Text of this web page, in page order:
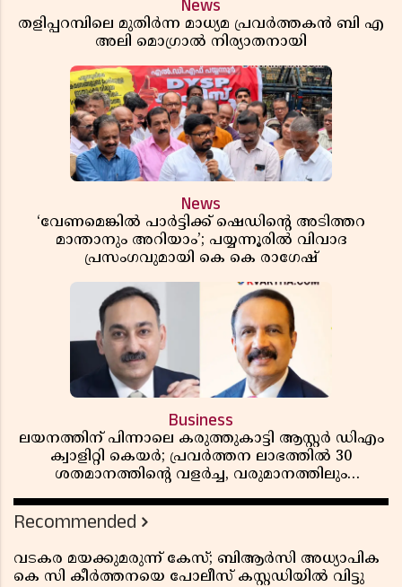
News
തളിപ്പറമ്പിലെ മുതിർന്ന മാധ്യമ പ്രവർത്തകൻ ബി എ
അലി മൊഗ്രാൽ നിര്യാതനായി
News
‘വേണമെങ്കിൽ പാർട്ടിക്ക് ഷെഡിൻ്റെ അടിത്തറ
മാന്താനും അറിയാം’; പയ്യന്നൂരിൽ വിവാദ
പ്രസംഗവുമായി കെ കെ രാഗേഷ്
Business
ലയനത്തിന് പിന്നാലെ കരുത്തുകാട്ടി ആസ്റ്റർ ഡിഎം
ക്വാളിറ്റി കെയർ; പ്രവർത്തന ലാഭത്തിൽ 30
ശതമാനത്തിൻ്റെ വളർച്ച, വരുമാനത്തിലും
റിപ്പോർട്ട് പുറത്ത്
Recommended
വടകര മയക്കുമരുന്ന് കേസ്; ബിആർസി അധ്യാപിക
കെ സി കീർത്തനയെ പോലീസ് കസ്റ്റഡിയിൽ വിട്ടു